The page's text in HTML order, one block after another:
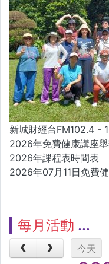
新城財經台FM102.4 -
2026年免費健康講座
2026年課程表時間表
2026年07月11日免費
每月活動
今天